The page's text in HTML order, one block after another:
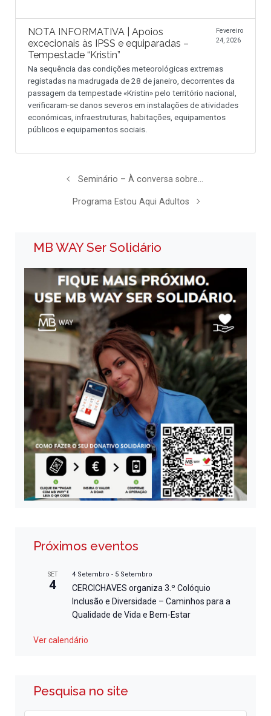
NOTA INFORMATIVA | Apoios
excecionais às IPSS e equiparadas –
Tempestade “Kristin”
Fevereiro
24, 2026
Na sequência das condições meteorológicas extremas
registadas na madrugada de 28 de janeiro, decorrentes da
passagem da tempestade «Kristin» pelo território nacional,
verificaram-se danos severos em instalações de atividades
económicas, infraestruturas, habitações, equipamentos
públicos e equipamentos sociais.
Seminário – À conversa sobre…
Programa Estou Aqui Adultos
MB WAY Ser Solidário
Próximos eventos
SET
4
4 Setembro - 5 Setembro
CERCICHAVES organiza 3.º Colóquio
Inclusão e Diversidade – Caminhos para a
Qualidade de Vida e Bem-Estar
Ver calendário
Pesquisa no site